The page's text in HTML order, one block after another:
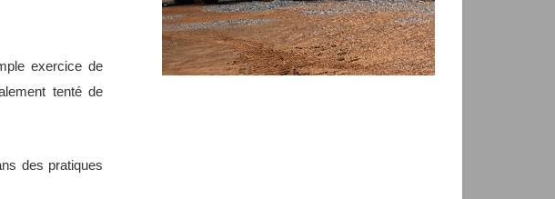
exercice de
tenté de
des pratiques